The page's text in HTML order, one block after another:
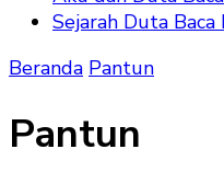
Sejarah Duta Baca
Beranda Pantun
Pantun